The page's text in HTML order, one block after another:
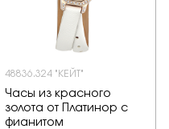
48836.324 "КЕЙТ"
Часы из красного
золота от Платинор с
фианитом
и согласен с условиями